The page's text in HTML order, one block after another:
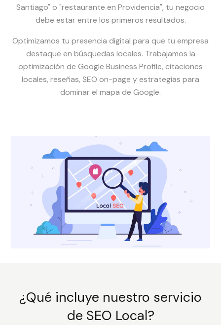
Santiago" o "restaurante en Providencia", tu negocio
debe estar entre los primeros resultados.
Optimizamos tu presencia digital para que tu empresa
destaque en búsquedas locales. Trabajamos la
optimización de Google Business Profile, citaciones
locales, reseñas, SEO on-page y estrategias para
dominar el mapa de Google.
¿Qué incluye nuestro servicio
de SEO Local?